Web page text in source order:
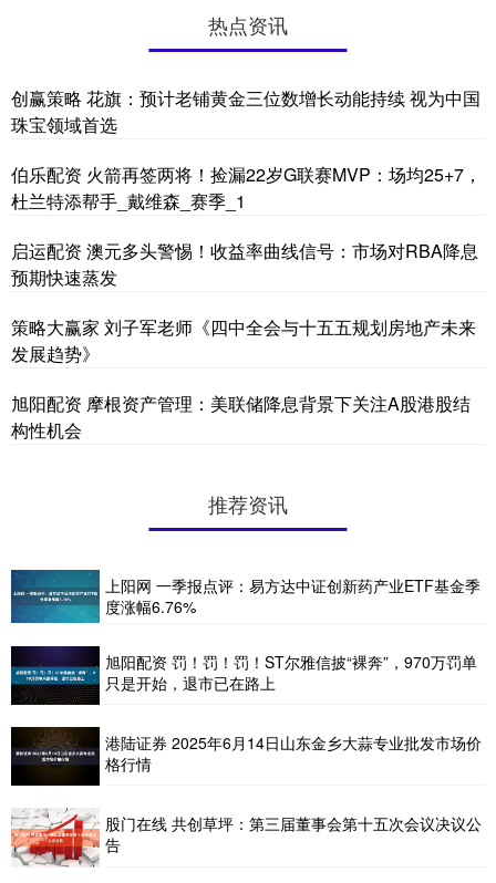
热点资讯
创赢策略 花旗：预计老铺黄金三位数增长动能持续 视为中国
珠宝领域首选
伯乐配资 火箭再签两将！捡漏22岁G联赛MVP：场均25+7，
杜兰特添帮手_戴维森_赛季_1
启运配资 澳元多头警惕！收益率曲线信号：市场对RBA降息
预期快速蒸发
策略大赢家 刘子军老师《四中全会与十五五规划房地产未来
发展趋势》
旭阳配资 摩根资产管理：美联储降息背景下关注A股港股结
构性机会
推荐资讯
上阳网 一季报点评：易方达中证创新药产业ETF基金季
度涨幅6.76%
旭阳配资 罚！罚！罚！ST尔雅信披“裸奔”，970万罚单
只是开始，退市已在路上
港陆证券 2025年6月14日山东金乡大蒜专业批发市场价
格行情
股门在线 共创草坪：第三届董事会第十五次会议决议公
告